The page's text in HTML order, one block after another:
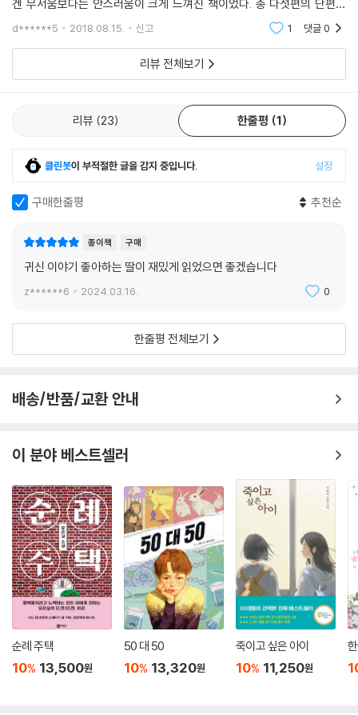
겐 무서움보다는 안스러움이 크게 느껴진 책이었다. 총 다섯편의 단편이
담겨 있는데 귀신이 무섭다 느껴지는 것 보다 지금 이 현실을 살아가는 청
d******5 2018.08.15. 신고 1 댓글0
리뷰 전체보기
리뷰 23 한줄평 1
클린봇이 부적절한 글을 감지 중입니다. 설정
구매한줄평 추천순
종이책 구매
귀신 이야기 좋아하는 딸이 재밌게 읽었으면 좋겠습니다
z******6 2024.03.16. 0
한줄평 전체보기
배송/반품/교환 안내
이 분야 베스트셀러
순례 주택
10% 13,500원
50 대 50
10% 13,320원
죽이고 싶은 아이
10% 11,250원